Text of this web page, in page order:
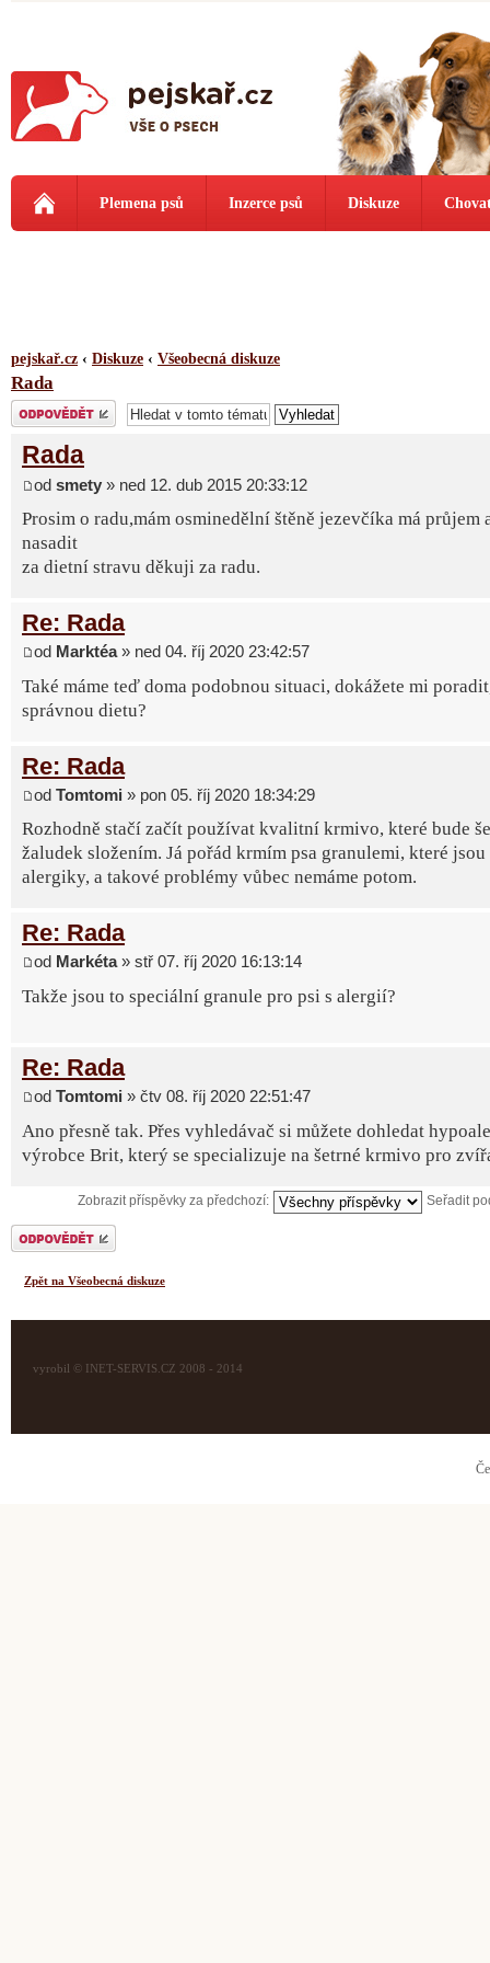
Plemena psů Inzerce psů Diskuze
pejskař.cz ‹ Diskuze ‹ Všeobecná diskuze
Rada
Odeslat odpověď
Rada
od smety » ned 12. dub 2015 20:33:12
Prosim o radu,mám osminedělní štěně jezevčíka má průjem
nasadit
za dietní stravu děkuji za radu.
Re: Rada
od Marktéa» ned 04. říj 2020 23:42:57
Také máme teď doma podobnou situaci, dokážete mi
správnou dietu?
Re: Rada
od Tomtomi » pon 05. říj 2020 18:34:29
Rozhodně stačí začít používat kvalitní krmivo, které bude
žaludek složením. Já pořád krmím psa granulemi, které
alergiky, a takové problémy vůbec nemáme potom.
Re: Rada
od Markéta» stř 07. říj 2020 16:13:14
Takže jsou to speciální granule pro psi s alergií?
Re: Rada
od Tomtomi » čtv 08. říj 2020 22:51:47
Ano přesně tak. Přes vyhledávač si můžete dohledat
výrobce Brit, který se specializuje na šetrné krmivo pro
Zobrazit příspěvky za předchozí: Seřadit
Odeslat odpověď
Zpět na Všeobecná diskuze
vyrobil © INET-SERVIS.CZ 2008 - 2014